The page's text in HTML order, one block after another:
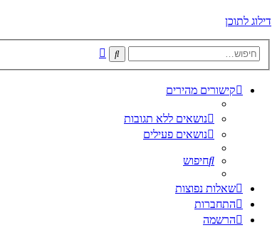
דילוג לתוכן
חיפוש
קישורים מהירים
נושאים ללא תגובות
נושאים פעילים
חיפוש
שאלות נפוצות
התחברות
הרשמה